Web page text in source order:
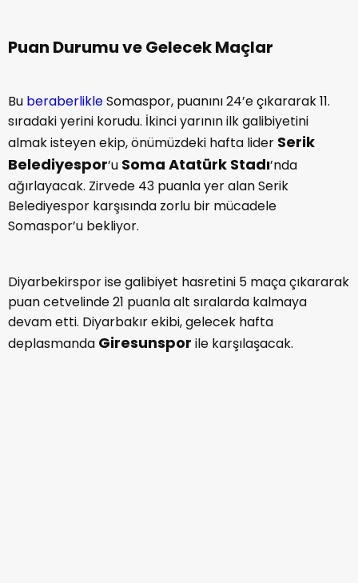
Puan Durumu ve Gelecek Maçlar
Bu beraberlikleSomaspor, puanını 24’e çıkararak 11.
sıradaki yerini korudu. İkinci yarının ilk galibiyetini
almak isteyen ekip, önümüzdeki hafta lider Serik
Belediyespor’u Soma Atatürk Stadı’nda
ağırlayacak. Zirvede 43 puanla yer alan Serik
Belediyespor karşısında zorlu bir mücadele
Somaspor’u bekliyor.
Diyarbekirspor ise galibiyet hasretini 5 maça çıkararak
puan cetvelinde 21 puanla alt sıralarda kalmaya
devam etti. Diyarbakır ekibi, gelecek hafta
deplasmanda Giresunspor ile karşılaşacak.